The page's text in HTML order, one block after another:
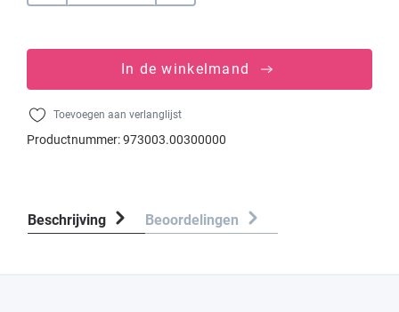
In de winkelmand
Toevoegen aan verlanglijst
Productnummer:973003.00300000
Beschrijving Beoordelingen